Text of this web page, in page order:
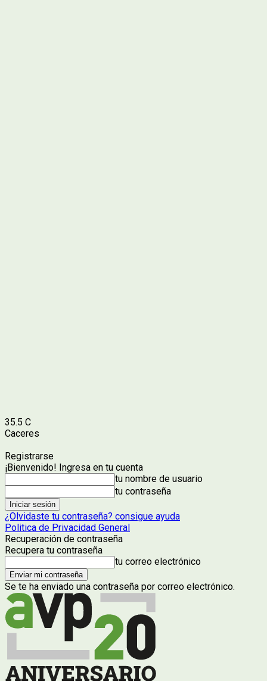
35.5 C
Caceres
Registrarse
¡Bienvenido! Ingresa en tu cuenta
tu nombre de usuario
tu contraseña
¿Olvidaste tu contraseña? consigue ayuda
Politica de Privacidad General
Recuperación de contraseña
Recupera tu contraseña
tu correo electrónico
Se te ha enviado una contraseña por correo electrónico.